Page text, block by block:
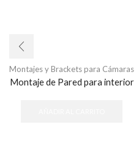
Montajes y Brackets para Cámaras
Montaje de Pared para interior